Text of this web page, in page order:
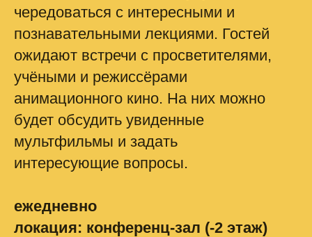
чередоваться с интересными и
познавательными лекциями. Гостей
ожидают встречи с просветителями,
учёными и режиссёрами
анимационного кино. На них можно
будет обсудить увиденные
мультфильмы и задать
интересующие вопросы.
ежедневно
локация: конференц-зал (-2 этаж)